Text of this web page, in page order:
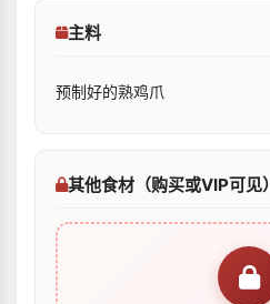
主料
预制好的熟鸡爪
其他食材（购买或VIP可见）